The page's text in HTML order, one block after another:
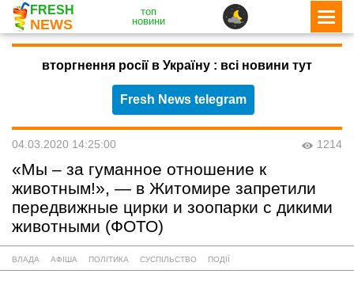
FRESH
NEWS
топ
новини
вторгнення росії в Україну : всі новини тут
Fresh News telegram
04.03.2020 14:25:00 1214
«Мы – за гуманное отношение к
животным!», — в Житомире запретили
передвижные цирки и зоопарки с дикими
животными (ФОТО)
ВЛАДА АФІША ПОЛІТИКА СУСПІЛЬСТВО ПОДІЇ